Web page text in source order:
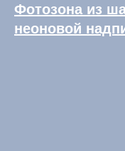
Фотозона из
неоновой